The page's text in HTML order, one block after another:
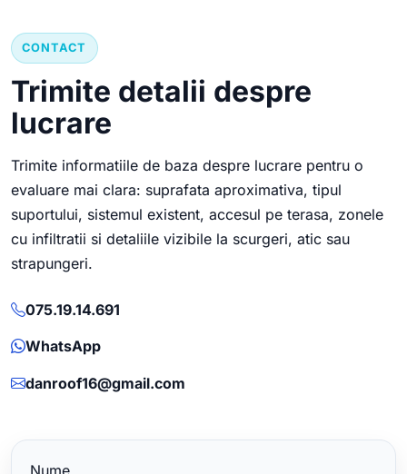
CONTACT
Trimite detalii despre
lucrare
Trimite informatiile de baza despre lucrare pentru o
evaluare mai clara: suprafata aproximativa, tipul
suportului, sistemul existent, accesul pe terasa, zonele
cu infiltratii si detaliile vizibile la scurgeri, atic sau
strapungeri.
075.19.14.691
WhatsApp
danroof16@gmail.com
Nume